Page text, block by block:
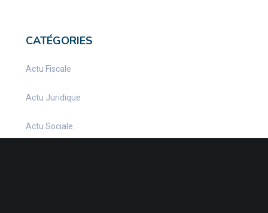
CATÉGORIES
Actu Fiscale
Actu Juridique
Actu Sociale